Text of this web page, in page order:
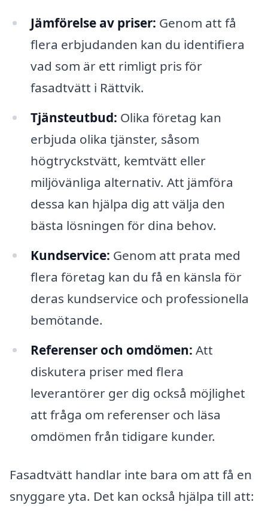
Jämförelse av priser: Genom att få
flera erbjudanden kan du identifiera
vad som är ett rimligt pris för
fasadtvätt i Rättvik.
Tjänsteutbud: Olika företag kan
erbjuda olika tjänster, såsom
högtryckstvätt, kemtvätt eller
miljövänliga alternativ. Att jämföra
dessa kan hjälpa dig att välja den
bästa lösningen för dina behov.
Kundservice: Genom att prata med
flera företag kan du få en känsla för
deras kundservice och professionella
bemötande.
Referenser och omdömen: Att
diskutera priser med flera
leverantörer ger dig också möjlighet
att fråga om referenser och läsa
omdömen från tidigare kunder.
Fasadtvätt handlar inte bara om att få en
snyggare yta. Det kan också hjälpa till att: